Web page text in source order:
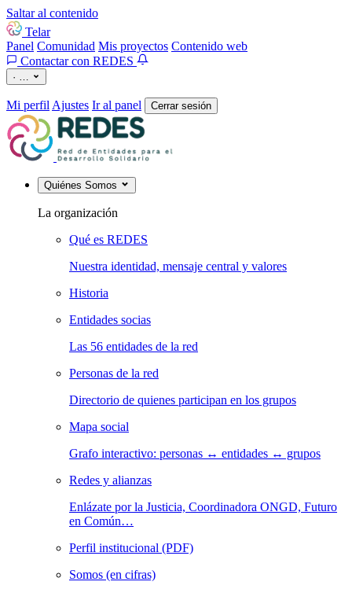
Saltar al contenido
Telar
Panel Comunidad Mis proyectos Contenido web
Contactar con REDES
· …
Mi perfil Ajustes Ir al panel Cerrar sesión
Quiénes Somos
La organización
Qué es REDES
Nuestra identidad, mensaje central y valores
Historia
Entidades socias
Las 56 entidades de la red
Personas de la red
Directorio de quienes participan en los grupos
Mapa social
Grafo interactivo: personas ↔ entidades ↔ grupos
Redes y alianzas
Enlázate por la Justicia, Coordinadora ONGD, Futuro
en Común…
Perfil institucional (PDF)
Somos (en cifras)